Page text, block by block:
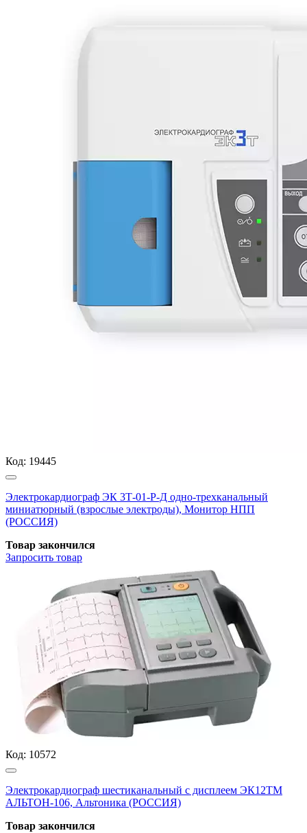
Код: 19445
Электрокардиограф ЭК 3Т-01-Р-Д одно-трехканальный
миниатюрный (взрослые электроды), Монитор НПП
(РОССИЯ)
Товар закончился
Запросить товар
Код: 10572
Электрокардиограф шестиканальный с дисплеем ЭК12ТМ
АЛЬТОН-106, Альтоника (РОССИЯ)
Товар закончился